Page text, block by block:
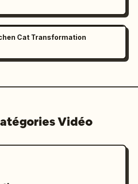
Cat Transformation
Vidéo